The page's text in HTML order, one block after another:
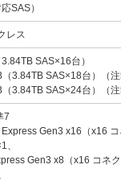
SAS）
レス
SAS×16台）
3.84TB SAS×18台）
（
3.84TB SAS×24台）
（
7
Gen3 x16（x16 コ
、
Gen3 x8（x16 コネク